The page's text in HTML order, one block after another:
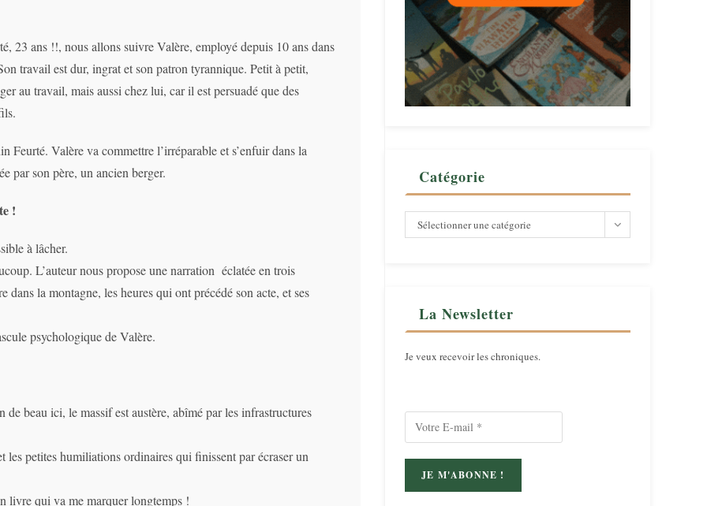
23 ans !!, nous allons suivre Valère, employé depuis 10 ans dans
travail est dur, ingrat et son patron tyrannique. Petit à petit,
au travail, mais aussi chez lui, car il est persuadé que des
Feurté. Valère va commettre l’irréparable et s’enfuir dans la
par son père, un ancien berger.
!
à lâcher.
L’auteur nous propose une narration éclatée en trois
la montagne, les heures qui ont précédé son acte, et ses
psychologique de Valère.
de beau ici, le massif est austère, abîmé par les infrastructures
petites humiliations ordinaires qui finissent par écraser un
livre qui va me marquer longtemps !
Catégorie
Catégorie
Sélectionner une catégorie
La Newsletter
Je veux recevoir les chroniques.